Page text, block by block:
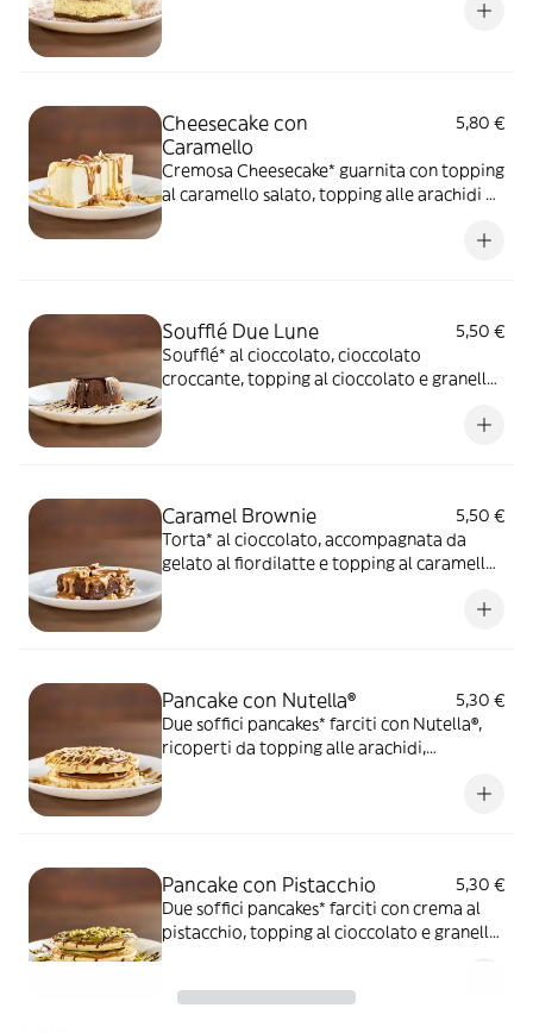
Cheesecake con
Caramello
5,80 €
Cremosa Cheesecake* guarnita con topping
al caramello salato, topping alle arachidi e
Soufflé Due Lune
5,50 €
Soufflé* al cioccolato, cioccolato
croccante, topping al cioccolato e granella
Caramel Brownie
5,50 €
Torta* al cioccolato, accompagnata da
gelato al fiordilatte e topping al caramello
Pancake con Nutella®
5,30 €
Due soffici pancakes* farciti con Nutella®,
ricoperti da topping alle arachidi,
Pancake con Pistacchio
5,30 €
Due soffici pancakes* farciti con crema al
pistacchio, topping al cioccolato e granella